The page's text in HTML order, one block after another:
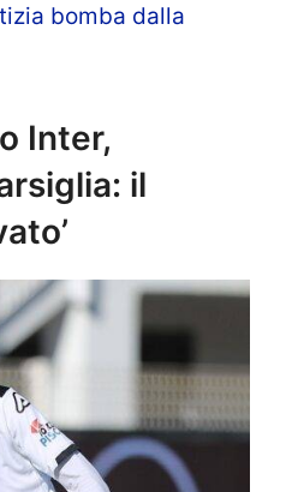
bomba dalla
Inter,
il